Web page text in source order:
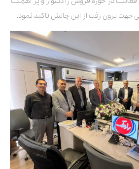
جهت برون رفت از این چالش تاکید نمود.